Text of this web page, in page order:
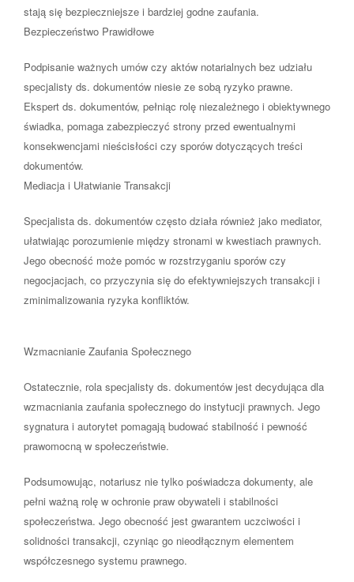
stają się bezpieczniejsze i bardziej godne zaufania.
Bezpieczeństwo Prawidłowe
Podpisanie ważnych umów czy aktów notarialnych bez udziału
specjalisty ds. dokumentów niesie ze sobą ryzyko prawne.
Ekspert ds. dokumentów, pełniąc rolę niezależnego i obiektywnego
świadka, pomaga zabezpieczyć strony przed ewentualnymi
konsekwencjami nieścisłości czy sporów dotyczących treści
dokumentów.
Mediacja i Ułatwianie Transakcji
Specjalista ds. dokumentów często działa również jako mediator,
ułatwiając porozumienie między stronami w kwestiach prawnych.
Jego obecność może pomóc w rozstrzyganiu sporów czy
negocjacjach, co przyczynia się do efektywniejszych transakcji i
zminimalizowania ryzyka konfliktów.
Wzmacnianie Zaufania Społecznego
Ostatecznie, rola specjalisty ds. dokumentów jest decydująca dla
wzmacniania zaufania społecznego do instytucji prawnych. Jego
sygnatura i autorytet pomagają budować stabilność i pewność
prawomocną w społeczeństwie.
Podsumowując, notariusz nie tylko poświadcza dokumenty, ale
pełni ważną rolę w ochronie praw obywateli i stabilności
społeczeństwa. Jego obecność jest gwarantem uczciwości i
solidności transakcji, czyniąc go nieodłącznym elementem
współczesnego systemu prawnego.